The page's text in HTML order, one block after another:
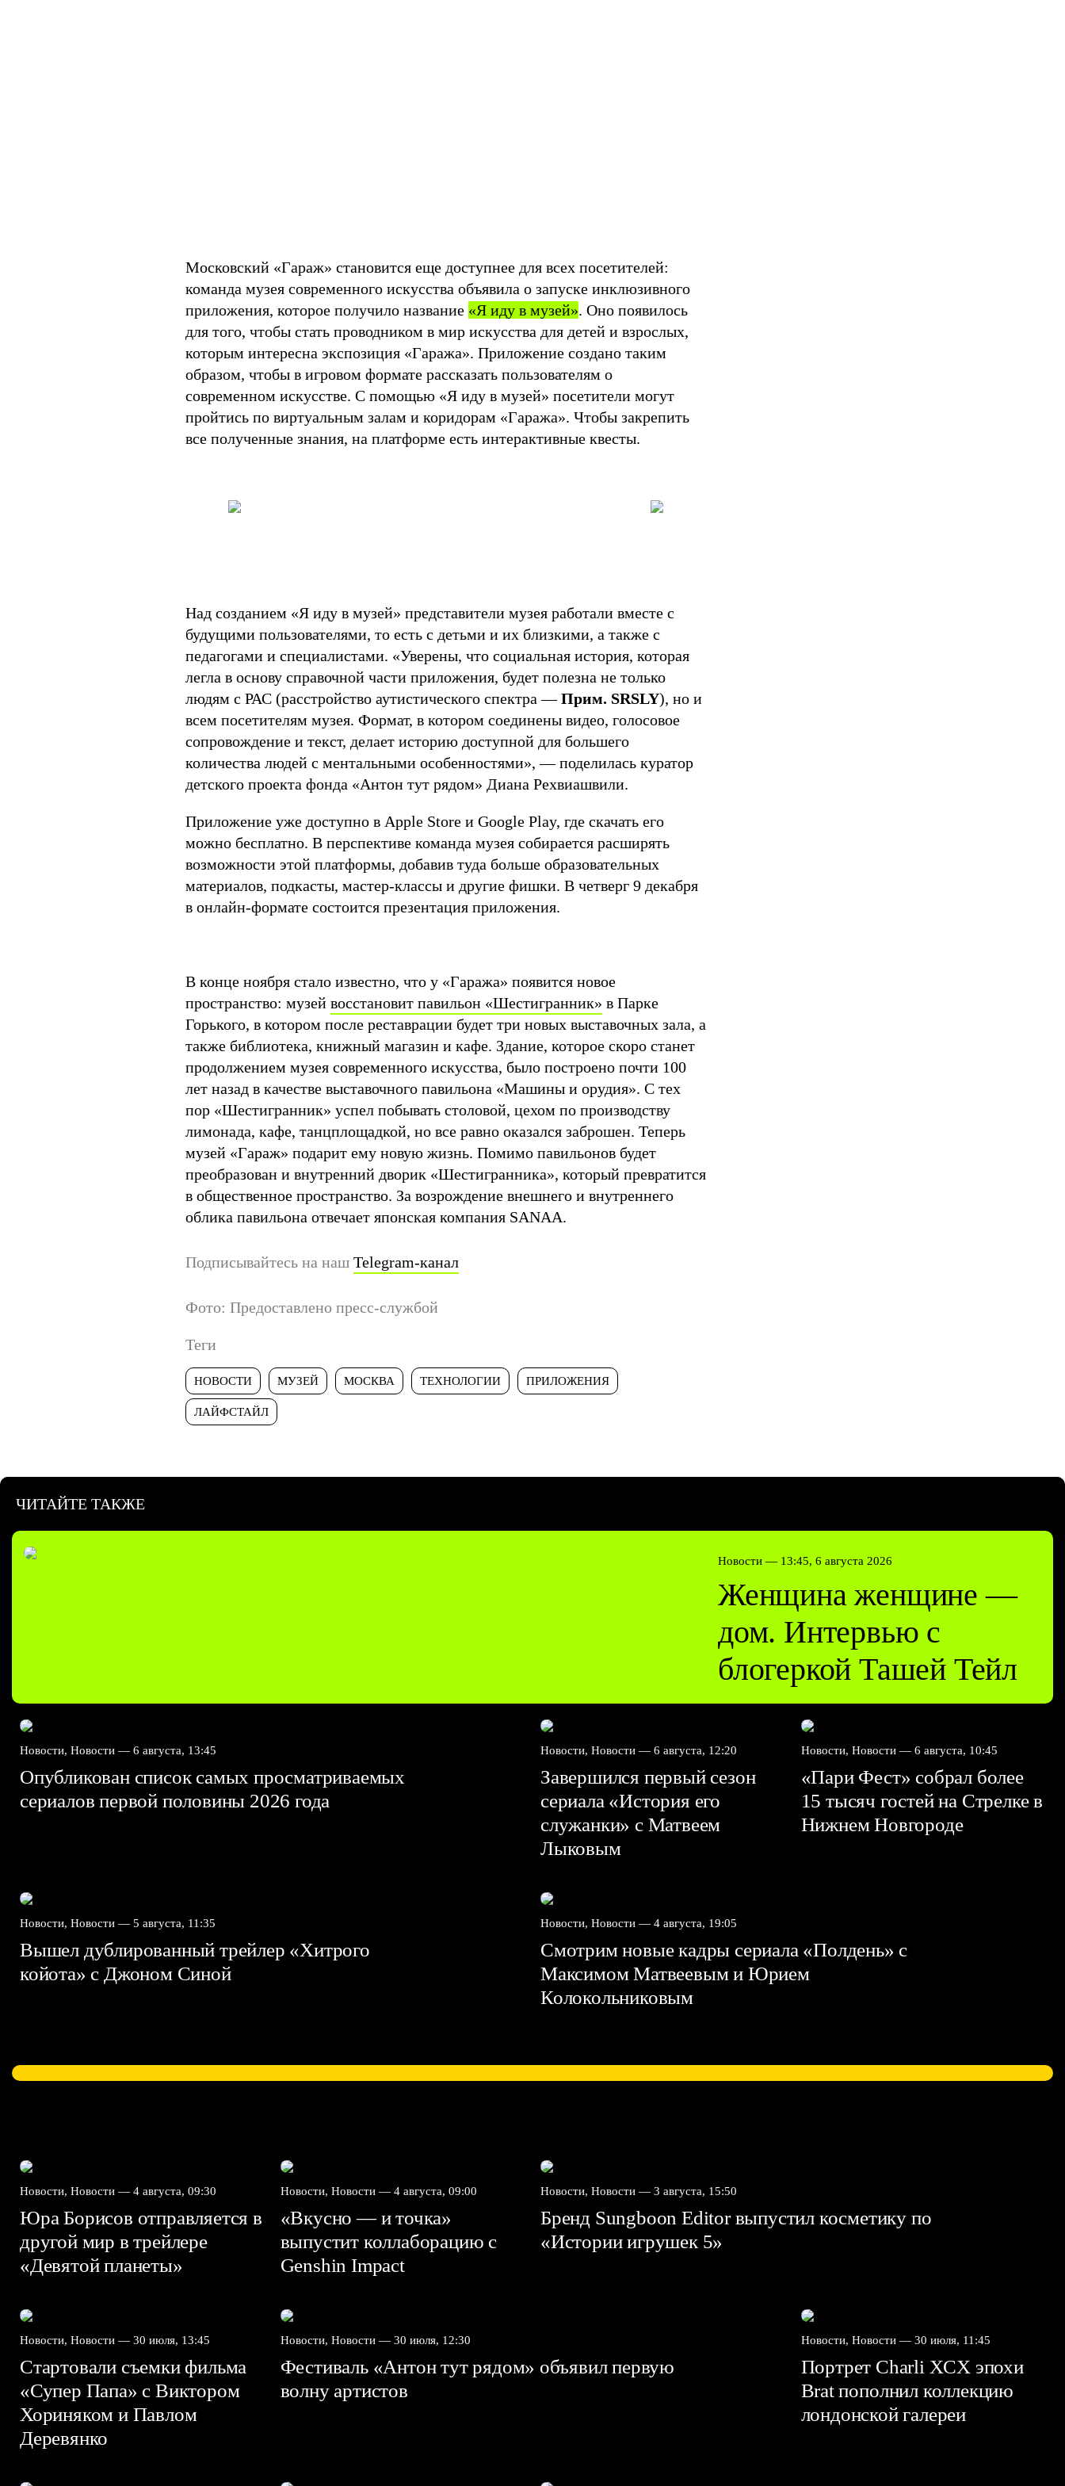
Московский «Гараж» становится еще доступнее для всех посетителей:
команда музея современного искусства объявила о запуске инклюзивного
приложения, которое получило название «Я иду в музей». Оно появилось
для того, чтобы стать проводником в мир искусства для детей и взрослых,
которым интересна экспозиция «Гаража». Приложение создано таким
образом, чтобы в игровом формате рассказать пользователям о
современном искусстве. С помощью «Я иду в музей» посетители могут
пройтись по виртуальным залам и коридорам «Гаража». Чтобы закрепить
все полученные знания, на платформе есть интерактивные квесты.
Над созданием «Я иду в музей» представители музея работали вместе с
будущими пользователями, то есть с детьми и их близкими, а также с
педагогами и специалистами. «Уверены, что социальная история, которая
легла в основу справочной части приложения, будет полезна не только
людям с РАС (расстройство аутистического спектра —Прим. SRSLY), но и
всем посетителям музея. Формат, в котором соединены видео, голосовое
сопровождение и текст, делает историю доступной для большего
количества людей с ментальными особенностями», — поделилась куратор
детского проекта фонда «Антон тут рядом» Диана Рехвиашвили.
Приложение уже доступно в Apple Store и Google Play, где скачать его
можно бесплатно. В перспективе команда музея собирается расширять
возможности этой платформы, добавив туда больше образовательных
материалов, подкасты, мастер-классы и другие фишки. В четверг 9 декабря
в онлайн-формате состоится презентация приложения.
В конце ноября стало известно, что у «Гаража» появится новое
пространство: музей восстановит павильон «Шестигранник» в Парке
Горького, в котором после реставрации будет три новых выставочных зала, а
также библиотека, книжный магазин и кафе. Здание, которое скоро станет
продолжением музея современного искусства, было построено почти 100
лет назад в качестве выставочного павильона «Машины и орудия». С тех
пор «Шестигранник» успел побывать столовой, цехом по производству
лимонада, кафе, танцплощадкой, но все равно оказался заброшен. Теперь
музей «Гараж» подарит ему новую жизнь. Помимо павильонов будет
преобразован и внутренний дворик «Шестигранника», который превратится
в общественное пространство. За возрождение внешнего и внутреннего
облика павильона отвечает японская компания SANAA.
Подписывайтесь на наш Telegram-канал
Фото: Предоставлено пресс-службой
Теги
НОВОСТИ МУЗЕЙ МОСКВА ТЕХНОЛОГИИ ПРИЛОЖЕНИЯ
ЛАЙФСТАЙЛ
ЧИТАЙТЕ ТАКЖЕ
Новости — 13:45, 6 августа 2026
Женщина женщине —
дом. Интервью с
блогеркой Ташей Тейл
Новости, Новости — 6 августа, 13:45
Опубликован список самых просматриваемых
сериалов первой половины 2026 года
Новости, Новости — 6 августа, 12:20
Завершился первый сезон
сериала «История его
служанки» с Матвеем
Лыковым
Новости, Новости — 6 августа, 10:45
«Пари Фест» собрал более
15 тысяч гостей на Стрелке в
Нижнем Новгороде
Новости, Новости — 5 августа, 11:35
Вышел дублированный трейлер «Хитрого
койота» с Джоном Синой
Новости, Новости — 4 августа, 19:05
Смотрим новые кадры сериала «Полдень» с
Максимом Матвеевым и Юрием
Колокольниковым
Новости, Новости — 4 августа, 09:30
Юра Борисов отправляется в
другой мир в трейлере
«Девятой планеты»
Новости, Новости — 4 августа, 09:00
«Вкусно — и точка»
выпустит коллаборацию с
Genshin Impact⁠⁠
Новости, Новости — 3 августа, 15:50
Бренд Sungboon Editor выпустил косметику по
«Истории игрушек 5»
Новости, Новости — 30 июля, 13:45
Стартовали съемки фильма
«Супер Папа» с Виктором
Хориняком и Павлом
Деревянко
Новости, Новости — 30 июля, 12:30
Фестиваль «Антон тут рядом» объявил первую
волну артистов
Новости, Новости — 30 июля, 11:45
Портрет Charli XCX эпохи
Brat пополнил коллекцию
лондонской галереи